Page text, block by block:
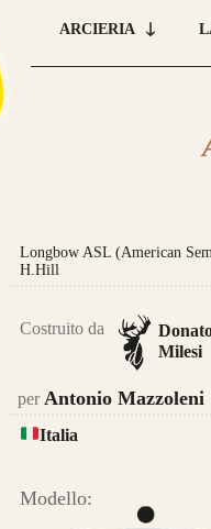
ARCIERIA
Longbow ASL (American
H.Hill
Costruito da
Milesi
per Antonio Mazzoleni
Italia
Modello: